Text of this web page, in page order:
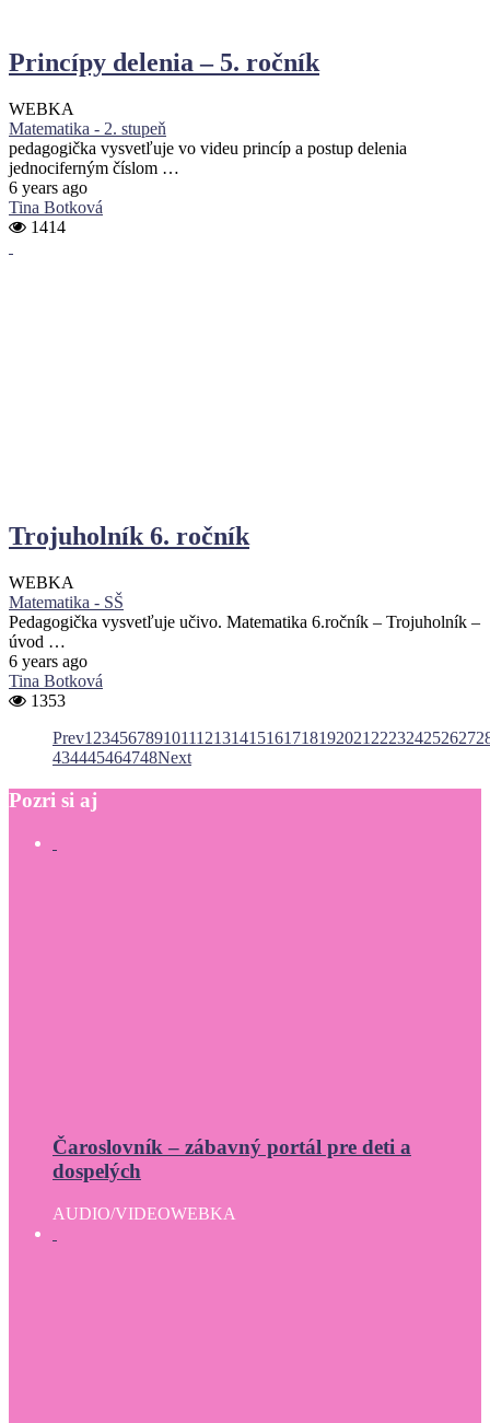
Princípy delenia – 5. ročník
WEBKA
Matematika - 2. stupeň
pedagogička vysvetľuje vo videu princíp a postup delenia
jednociferným číslom …
6 years ago
Tina Botková
1414
Trojuholník 6. ročník
WEBKA
Matematika - SŠ
Pedagogička vysvetľuje učivo. Matematika 6.ročník – Trojuholník –
úvod …
6 years ago
Tina Botková
1353
Prev1 23456789101112131415161718192021 222324252627
434445464748Next
Pozri si aj
Čaroslovník – zábavný portál pre deti a
dospelých
AUDIO/VIDEOWEBKA